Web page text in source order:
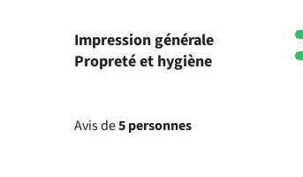
Impression générale
Propreté et hygiène
Avis de5 personnes